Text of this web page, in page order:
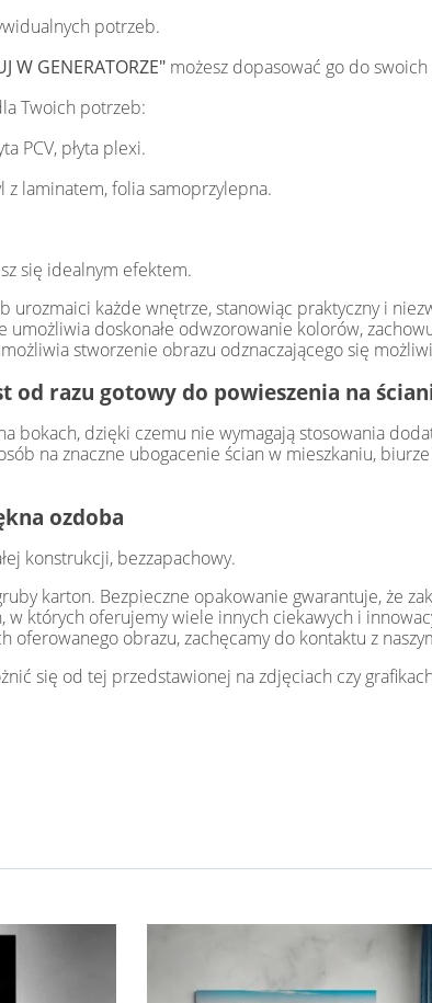
potrzeb.
W GENERATORZE" możesz dopasować go do
Twoich potrzeb:
PCV, płyta plexi.
z laminatem, folia samoprzylepna.
się idealnym efektem.
urozmaici każde wnętrze, stanowiąc praktyczny i
doskonałe odwzorowanie kolorów,
stworzenie obrazu odznaczającego się
od razu gotowy do powieszenia na
bokach, dzięki czemu nie wymagają stosowania
na znaczne ubogacenie ścian w mieszkaniu,
ozdoba
konstrukcji, bezzapachowy.
karton. Bezpieczne opakowanie gwarantuje, że
których oferujemy wiele innych ciekawych i
oferowanego obrazu, zachęcamy do kontaktu z
się od tej przedstawionej na zdjęciach czy